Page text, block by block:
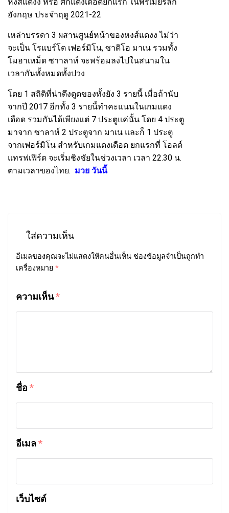
อังกฤษ ประจำฤดู 2021-22
เหล่าบรรดา 3 ผสานศูนย์หน้าของหงส์แดงง ไม่ว่า
จะเป็น โรแบร์โต เฟอร์มิโน, ซาดิโอ มาเน รวมทั้ง
โมฮาเหม็ด ซาาลาห์ จะพร้อมลงไปในสนามใน
เวลากันทั้งหมดทั้งปวง
โดย 1 สถิติที่น่าดึงดูดของทั้งยัง 3 รายนี้ เมื่อถ้านับ
จากปี 2017 อีกทั้ง 3 รายนี้ทำคะแนนในเกมแดง
เดือด รวมกันได้เพียงแต่ 7 ประตูแค่นั้น โดย 4 ประตู
มาจาก ซาลาห์ 2 ประตูจาก มาเน และก็ 1 ประตู
จากเฟอร์มิโน สำหรับเกมแดงเดือด ยกแรกที่ โอลด์
แทรฟเฟิร์ด จะเริ่มชิงชัยในช่วงเวลา เวลา 22.30 น.
ตามเวลาของไทย. มวย วันนี้
ใส่ความเห็น
อีเมลของคุณจะไม่แสดงให้คนอื่นเห็น ช่องข้อมูลจำเป็นถูกทำ
เครื่องหมาย *
ความเห็น*
ชื่อ *
อีเมล*
เว็บไซต์